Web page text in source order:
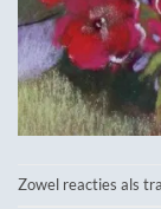
Zowel reacties als